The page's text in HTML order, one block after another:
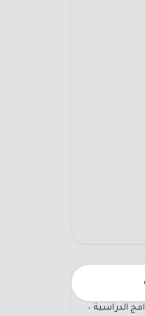
الدراسية –